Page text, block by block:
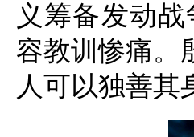
义筹备发动
容教训惨痛。
人可以独善其